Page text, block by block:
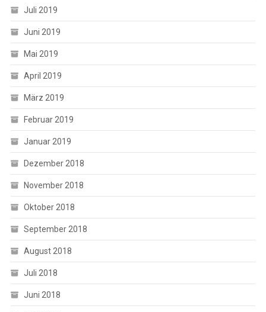
Juli 2019
Juni 2019
Mai 2019
April 2019
März 2019
Februar 2019
Januar 2019
Dezember 2018
November 2018
Oktober 2018
September 2018
August 2018
Juli 2018
Juni 2018